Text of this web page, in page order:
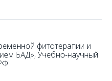
фитотерапии и
БАД», Учебно-научный